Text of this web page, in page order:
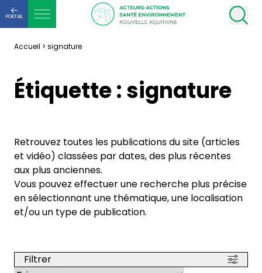
PORTAIL
Accueil > signature
Étiquette :signature
Retrouvez toutes les publications du site (articles
et vidéo) classées par dates, des plus récentes
aux plus anciennes.
Vous pouvez effectuer une recherche plus précise
en sélectionnant une thématique, une localisation
et/ou un type de publication.
Filtrer